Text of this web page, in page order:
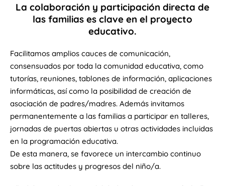
La colaboración y participación directa de
las familias es clave en el proyecto
educativo.
Facilitamos amplios cauces de comunicación,
consensuados por toda la comunidad educativa, como
tutorías, reuniones, tablones de información, aplicaciones
informáticas, así como la posibilidad de creación de
asociación de padres/madres. Además invitamos
permanentemente a las familias a participar en talleres,
jornadas de puertas abiertas u otras actividades incluidas
en la programación educativa.
De esta manera, se favorece un intercambio continuo
sobre las actitudes y progresos del niño/a.